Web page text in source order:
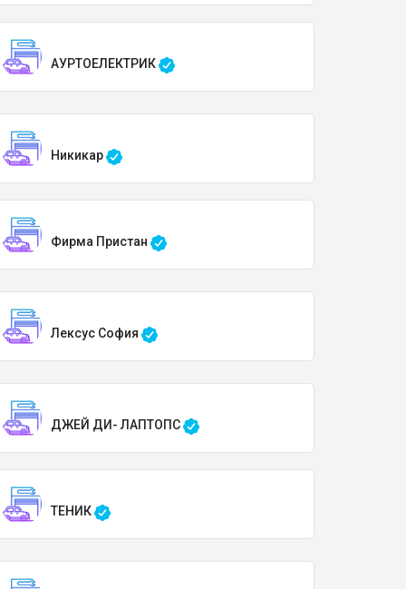
АУРТОЕЛЕКТРИК
Никикар
Фирма Пристан
Лексус София
ДЖЕЙ ДИ- ЛАПТОПС
ТЕНИК